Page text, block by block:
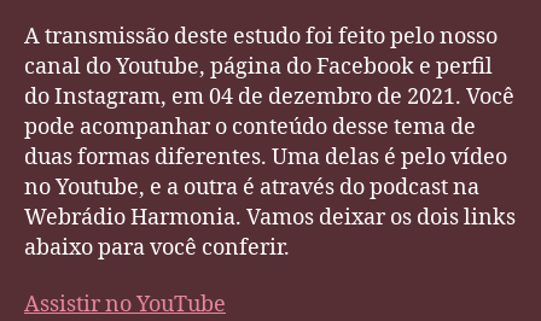
A transmissão deste estudo foi feito pelo nosso
canal do Youtube, página do Facebook e perfil
do Instagram, em 04 de dezembro de 2021. Você
pode acompanhar o conteúdo desse tema de
duas formas diferentes. Uma delas é pelo vídeo
no Youtube, e a outra é através do podcast na
Webrádio Harmonia. Vamos deixar os dois links
abaixo para você conferir.
Assistir no YouTube